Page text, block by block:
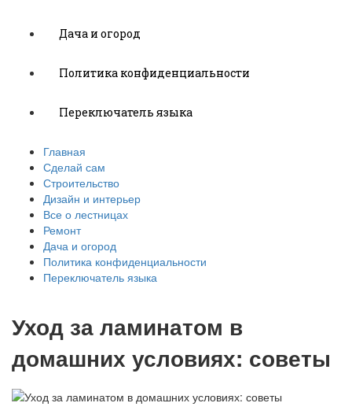
Дача и огород
Политика конфиденциальности
Переключатель языка
Главная
Сделай сам
Строительство
Дизайн и интерьер
Все о лестницах
Ремонт
Дача и огород
Политика конфиденциальности
Переключатель языка
Уход за ламинатом в
домашних условиях: советы